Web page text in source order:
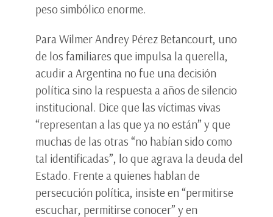
peso simbólico enorme.
Para Wilmer Andrey Pérez Betancourt, uno
de los familiares que impulsa la querella,
acudir a Argentina no fue una decisión
política sino la respuesta a años de silencio
institucional. Dice que las víctimas vivas
“representan a las que ya no están” y que
muchas de las otras “no habían sido como
tal identificadas”, lo que agrava la deuda del
Estado. Frente a quienes hablan de
persecución política, insiste en “permitirse
escuchar, permitirse conocer” y en